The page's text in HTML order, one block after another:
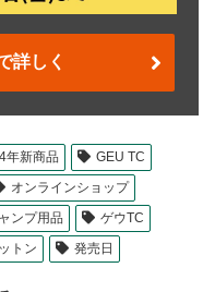
詳しく
年新商品
GEU TC
オンラインショップ
ンプ用品
ゲウTC
トン 発売日